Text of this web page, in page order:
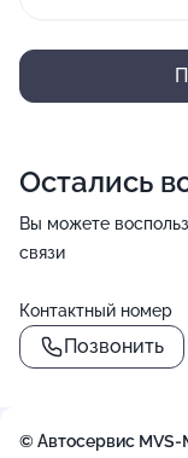
Остались
Вы можете
связи
Контактный номер
Позвонить
© Автосервис MVS-